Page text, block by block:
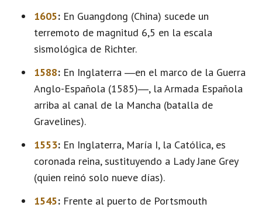
1605: En Guangdong (China) sucede un
terremoto de magnitud 6,5 en la escala
sismológica de Richter.
1588: En Inglaterra ―en el marco de la Guerra
Anglo-Española (1585)―, la Armada Española
arriba al canal de la Mancha (batalla de
Gravelines).
1553: En Inglaterra, María I, la Católica, es
coronada reina, sustituyendo a Lady Jane Grey
(quien reinó solo nueve días).
1545: Frente al puerto de Portsmouth